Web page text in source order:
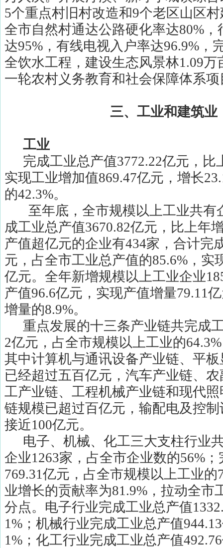
5个重点村旧村改造和9个老区山区
全市自然村通达公路硬化率达80%
达95% ，有线电视入户率达96.9% ，
全饮水工程，建设生态风景林1.09万
一轮农村义务教育和社会保障体系项
三、工业和建筑业
工业
完成工业总产值3772.22亿元，比
实现工业增加值869.47亿元，增长
的42.3%。
至年底，全市规模以上工业共有
成工业总产值3670.82亿元，比上年
产值超亿元的企业有434家，合计完
元，占全市工业总产值的85.6% ，实
亿元。全年新增规模以上工业企业
产值96.6亿元，实现产值增量79.11
增量的8.9%。
重点发展的十三条产业链共完成
2亿元，占全市规模以上工业的64.3%
其中计算机与通讯设备产业链、平
已经超过五百亿元，汽车产业链、
工产业链、工程机械产业链和现代
链规模已超过百亿元，输配电及控
接近100亿元。
电子、机械、化工三大支柱行业
企业1263家，占全市企业数的56%
769.31亿元，占全市规模以上工业的
业增长的贡献率为81.9% ，拉动全市
分点。电子行业完成工业总产值
1% ；机械行业完成工业总产值944.13
1% ；化工行业完成工业总产值492.76